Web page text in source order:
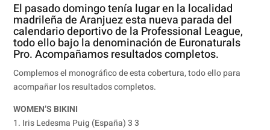
El pasado domingo tenía lugar en la localidad
madrileña de Aranjuez esta nueva parada del
calendario deportivo de la Professional League,
todo ello bajo la denominación de Euronaturals
Pro. Acompañamos resultados completos.
Complemos el monográfico de esta cobertura, todo ello para
acompañar los resultados completos.
WOMEN’S BIKINI
1. Iris Ledesma Puig (España) 3 3